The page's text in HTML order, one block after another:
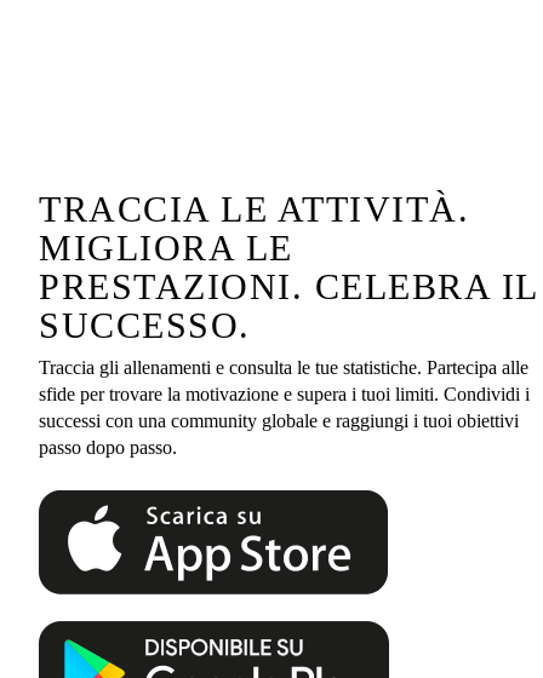
TRACCIA LE ATTIVITÀ.
MIGLIORA LE
PRESTAZIONI. CELEBRA IL
SUCCESSO.
Traccia gli allenamenti e consulta le tue statistiche. Partecipa alle
sfide per trovare la motivazione e supera i tuoi limiti. Condividi i
successi con una community globale e raggiungi i tuoi obiettivi
passo dopo passo.